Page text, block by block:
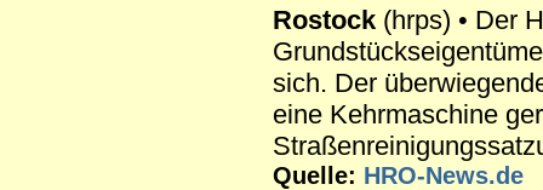
Rostock (hrps) • Der
sich. Der
eine Kehrmaschine
Quelle: HRO-News.de